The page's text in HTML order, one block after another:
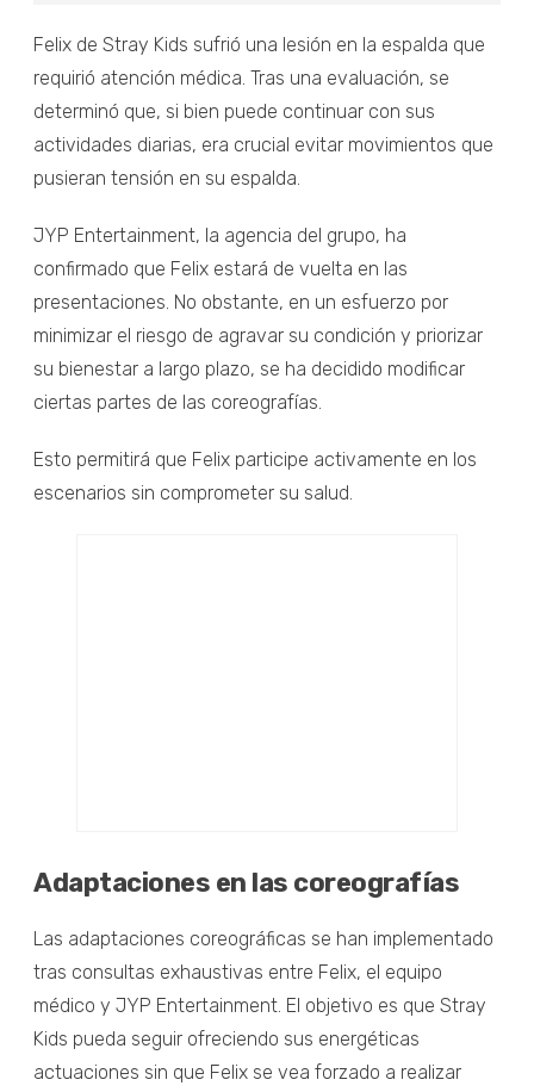
Felix de Stray Kids sufrió una lesión en la espalda que
requirió atención médica. Tras una evaluación, se
determinó que, si bien puede continuar con sus
actividades diarias, era crucial evitar movimientos que
pusieran tensión en su espalda.
JYP Entertainment, la agencia del grupo, ha
confirmado que Felix estará de vuelta en las
presentaciones. No obstante, en un esfuerzo por
minimizar el riesgo de agravar su condición y priorizar
su bienestar a largo plazo, se ha decidido modificar
ciertas partes de las coreografías.
Esto permitirá que Felix participe activamente en los
escenarios sin comprometer su salud.
Adaptaciones en las coreografías
Las adaptaciones coreográficas se han implementado
tras consultas exhaustivas entre Felix, el equipo
médico y JYP Entertainment. El objetivo es que Stray
Kids pueda seguir ofreciendo sus energéticas
actuaciones sin que Felix se vea forzado a realizar